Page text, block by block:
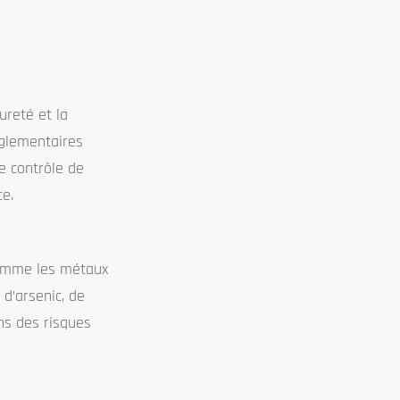
et la
contrôle de
les métaux
de
des risques